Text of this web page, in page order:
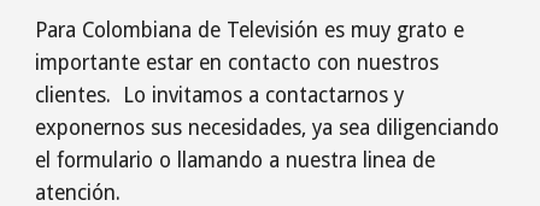
Para Colombiana de Televisión es muy grato e
importante estar en contacto con nuestros
clientes.  Lo invitamos a contactarnos y
exponernos sus necesidades, ya sea diligenciando
el formulario o llamando a nuestra linea de
atención.